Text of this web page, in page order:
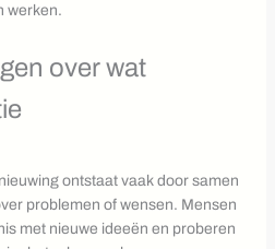
werken.
over wat
ontstaat vaak door samen
problemen of wensen. Mensen
met nieuwe ideeën en proberen